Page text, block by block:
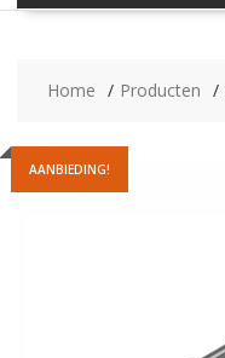
Home Producten
AANBIEDING!